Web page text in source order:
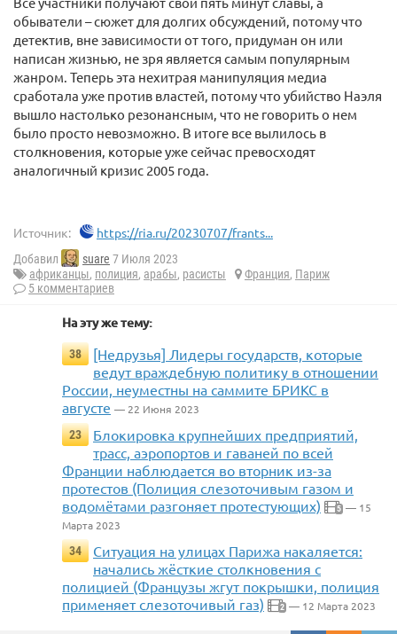
обыватели – сюжет для долгих обсуждений, потому что
детектив, вне зависимости от того, придуман он или
написан жизнью, не зря является самым популярным
жанром. Теперь эта нехитрая манипуляция медиа
сработала уже против властей, потому что убийство Наэля
вышло настолько резонансным, что не говорить о нем
было просто невозможно. В итоге все вылилось в
столкновения, которые уже сейчас превосходят
аналогичный кризис 2005 года.
Источник: https://ria.ru/20230707/frants...
Добавил suare 7 Июля 2023
африканцы, полиция, арабы, расисты Франция, Париж
5 комментариев
На эту же тему:
38
[Недрузья] Лидеры государств, которые
ведут враждебную политику в отношении
России, неуместны на саммите БРИКС в
августе — 22 Июня 2023
23
Блокировка крупнейших предприятий,
трасс, аэропортов и гаваней по всей
Франции наблюдается во вторник из-за
протестов (Полиция слезоточивым газом и
водомётами разгоняет протестующих)
5 — 15
Марта 2023
34
Ситуация на улицах Парижа накаляется:
начались жёсткие столкновения с
полицией (Французы жгут покрышки, полиция
применяет слезоточивый газ)
2 — 12 Марта 2023